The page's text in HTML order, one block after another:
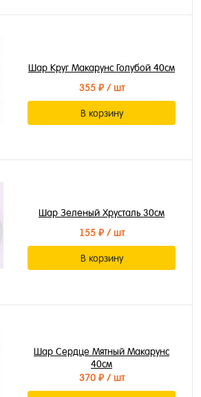
Шар Круг Макарунс Голубой 40см
355 ₽/ шт
В корзину
Шар Зеленый Хрусталь 30см
155 ₽/ шт
В корзину
Шар Сердце Мятный Макарунс
40см
370 ₽/ шт